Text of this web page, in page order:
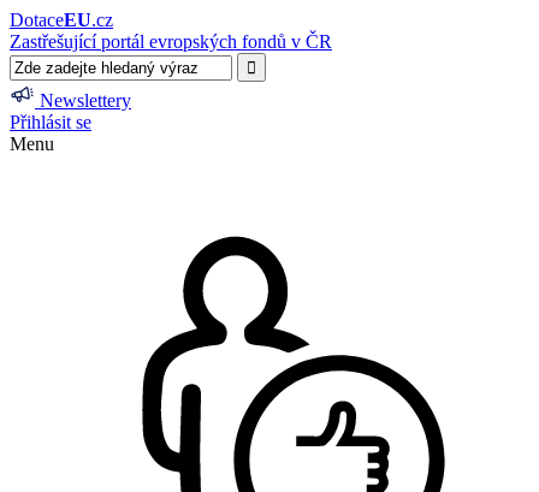
DotaceEU.cz
Zastřešující portál evropských fondů v ČR
Newslettery
Přihlásit se
Menu